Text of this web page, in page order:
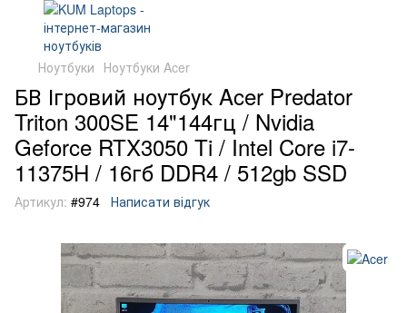
Ноутбуки Ноутбуки Acer
БВ Ігровий ноутбук Acer Predator
Triton 300SE 14"144гц / Nvidia
Geforce RTX3050 Ti / Intel Core i7-
11375H / 16гб DDR4 / 512gb SSD
Артикул: #974 Написати відгук